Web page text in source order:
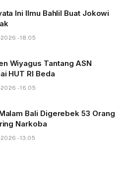
Ini Ilmu Bahlil Buat Jokowi
- 18.05
Wiyagus Tantang ASN
HUT RI Beda
- 16.05
Bali Digerebek 53 Orang
Narkoba
- 13.05